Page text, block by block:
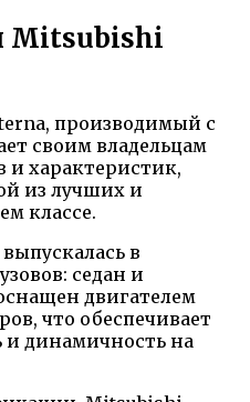
Mitsubishi
производимый с
своим владельцам
характеристик,
из лучших и
классе.
в
седан и
двигателем
что обеспечивает
динамичность на